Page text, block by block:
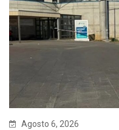
Agosto 6, 2026